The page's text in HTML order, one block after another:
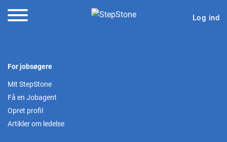
Log ind
For jobsøgere
Mit StepStone
Få en Jobagent
Opret profil
Artikler om ledelse